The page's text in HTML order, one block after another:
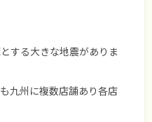
する大きな地震がありま
九州に複数店舗あり各店